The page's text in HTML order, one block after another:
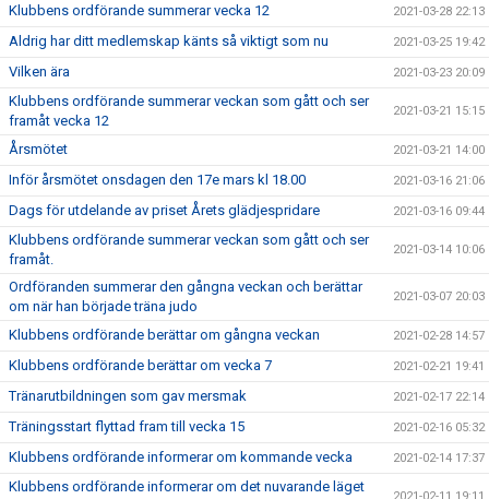
Klubbens ordförande summerar vecka 12 2021-03-28 22:13
Aldrig har ditt medlemskap känts så viktigt som nu 2021-03-25 19:42
Vilken ära 2021-03-23 20:09
Klubbens ordförande summerar veckan som gått och ser
framåt vecka 12
2021-03-21 15:15
Årsmötet 2021-03-21 14:00
Inför årsmötet onsdagen den 17e mars kl 18.00 2021-03-16 21:06
Dags för utdelande av priset Årets glädjespridare 2021-03-16 09:44
Klubbens ordförande summerar veckan som gått och ser
framåt.
2021-03-14 10:06
Ordföranden summerar den gångna veckan och berättar
om när han började träna judo
2021-03-07 20:03
Klubbens ordförande berättar om gångna veckan 2021-02-28 14:57
Klubbens ordförande berättar om vecka 7 2021-02-21 19:41
Tränarutbildningen som gav mersmak 2021-02-17 22:14
Träningsstart flyttad fram till vecka 15 2021-02-16 05:32
Klubbens ordförande informerar om kommande vecka 2021-02-14 17:37
Klubbens ordförande informerar om det nuvarande läget